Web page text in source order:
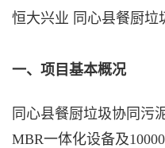
恒大兴业 同心县餐厨垃
一、项目基本概况
同心县餐厨垃圾协同污
MBR一体化设备及